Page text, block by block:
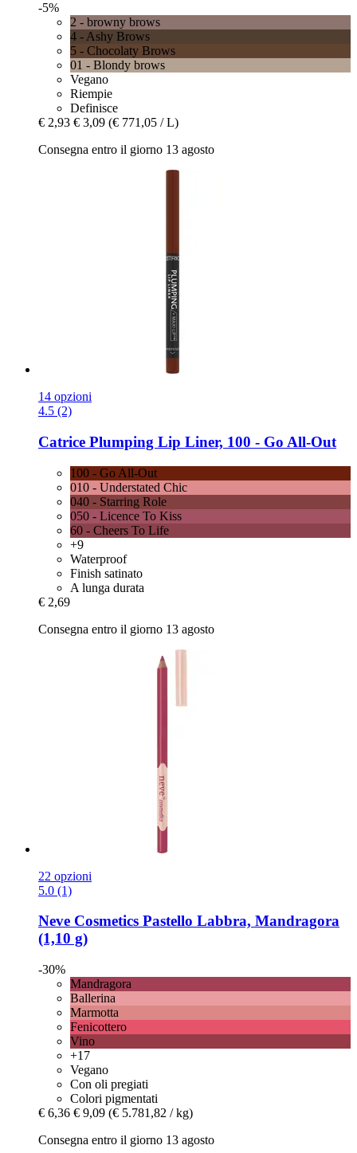
-5%
2 - browny brows
4 - Ashy Brows
5 - Chocolaty Brows
01 - Blondy brows
Vegano
Riempie
Definisce
€ 2,93 € 3,09 (€ 771,05 / L)
Consegna entro il giorno 13 agosto
14 opzioni
4.5 (2)
Catrice Plumping Lip Liner, 100 -​ Go All-​Out
100 - Go All-Out
010 - Understated Chic
040 - Starring Role
050 - Licence To Kiss
60 - Cheers To Life
+9
Waterproof
Finish satinato
A lunga durata
€ 2,69
Consegna entro il giorno 13 agosto
22 opzioni
5.0 (1)
Neve Cosmetics Pastello Labbra, Mandragora
(1,10 g)
-30%
Mandragora
Ballerina
Marmotta
Fenicottero
Vino
+17
Vegano
Con oli pregiati
Colori pigmentati
€ 6,36 € 9,09 (€ 5.781,82 / kg)
Consegna entro il giorno 13 agosto